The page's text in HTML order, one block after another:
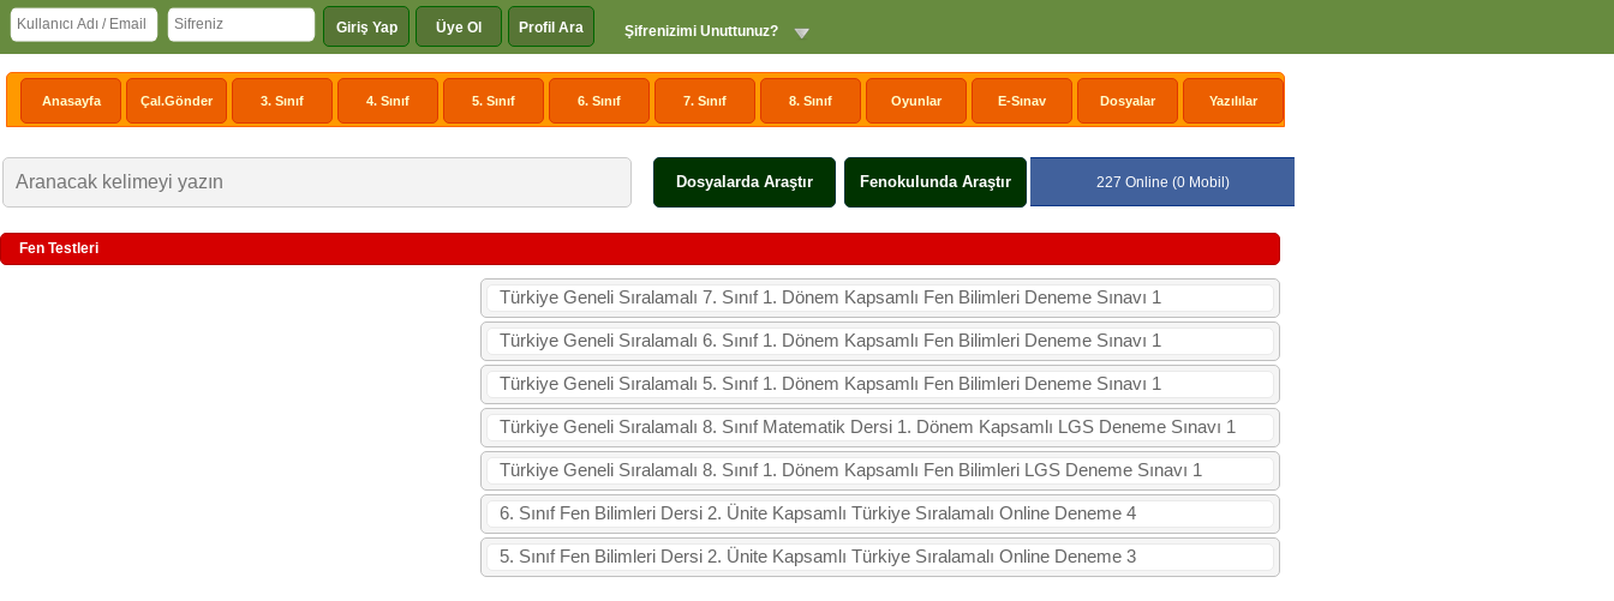
Giriş Yap Üye Ol Profil Ara Şifrenizimi Unuttunuz?
Anasayfa Çal.Gönder 3. Sınıf 4. Sınıf 5. Sınıf 6. Sınıf 7. Sınıf 8. Sınıf Oyunlar E-Sınav Dosyalar Yazılılar
Dosyalarda Araştır Fenokulunda Araştır 227 Online (0 Mobil)
Fen Testleri
Türkiye Geneli Sıralamalı 7. Sınıf 1. Dönem Kapsamlı Fen Bilimleri Deneme Sınavı 1
Türkiye Geneli Sıralamalı 6. Sınıf 1. Dönem Kapsamlı Fen Bilimleri Deneme Sınavı 1
Türkiye Geneli Sıralamalı 5. Sınıf 1. Dönem Kapsamlı Fen Bilimleri Deneme Sınavı 1
Türkiye Geneli Sıralamalı 8. Sınıf Matematik Dersi 1. Dönem Kapsamlı LGS Deneme Sınavı 1
Türkiye Geneli Sıralamalı 8. Sınıf 1. Dönem Kapsamlı Fen Bilimleri LGS Deneme Sınavı 1
6. Sınıf Fen Bilimleri Dersi 2. Ünite Kapsamlı Türkiye Sıralamalı Online Deneme 4
5. Sınıf Fen Bilimleri Dersi 2. Ünite Kapsamlı Türkiye Sıralamalı Online Deneme 3